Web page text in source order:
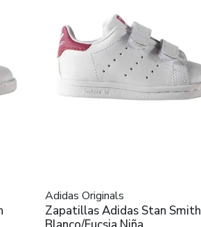
Adidas Originals
Zapatillas Adidas Stan Smith